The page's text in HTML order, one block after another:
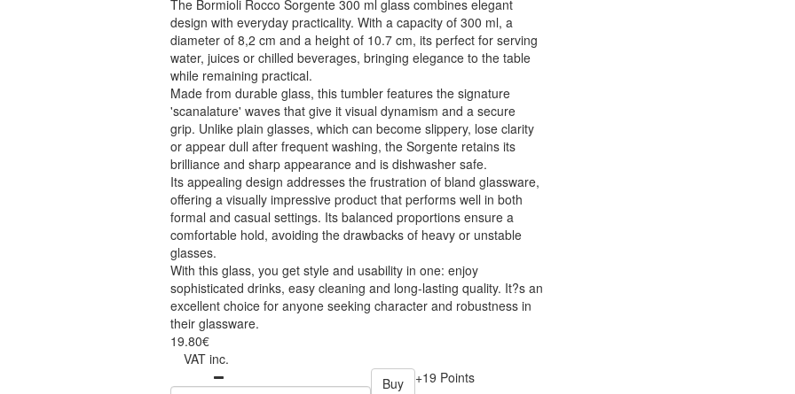
The Bormioli Rocco Sorgente 300 ml glass combines elegant
design with everyday practicality. With a capacity of 300 ml, a
diameter of 8,2 cm and a height of 10.7 cm, its perfect for serving
water, juices or chilled beverages, bringing elegance to the table
while remaining practical.
Made from durable glass, this tumbler features the signature
'scanalature' waves that give it visual dynamism and a secure
grip. Unlike plain glasses, which can become slippery, lose clarity
or appear dull after frequent washing, the Sorgente retains its
brilliance and sharp appearance and is dishwasher safe.
Its appealing design addresses the frustration of bland glassware,
offering a visually impressive product that performs well in both
formal and casual settings. Its balanced proportions ensure a
comfortable hold, avoiding the drawbacks of heavy or unstable
glasses.
With this glass, you get style and usability in one: enjoy
sophisticated drinks, easy cleaning and long-lasting quality. It?s an
excellent choice for anyone seeking character and robustness in
their glassware.
19.80€
VAT inc.
Buy
+19 Points